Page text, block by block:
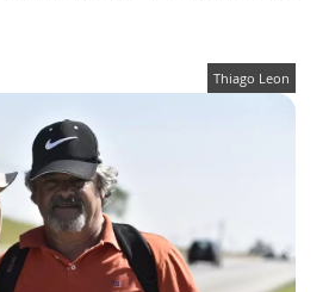
Thiago Leon